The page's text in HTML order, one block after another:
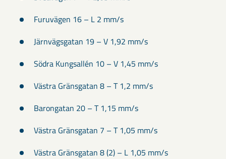
Furuvägen 16 – L 2 mm/s
Järnvägsgatan 19 – V 1,92 mm/s
Södra Kungsallén 10 – V 1,45 mm/s
Västra Gränsgatan 8 – T 1,2 mm/s
Barongatan 20 – T 1,15 mm/s
Västra Gränsgatan 7 – T 1,05 mm/s
Västra Gränsgatan 8 (2) – L 1,05 mm/s